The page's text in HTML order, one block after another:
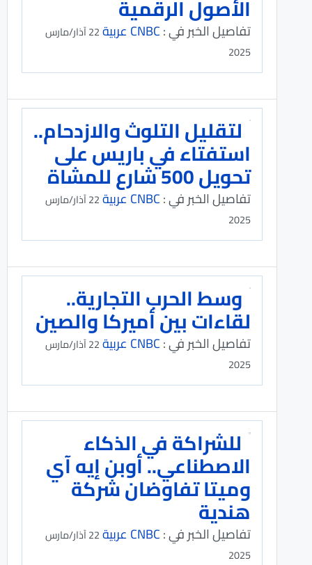
الأصول الرقمية
تفاصيل الخبر في :CNBC عربية
22 آذار/مارس
2025
لتقليل التلوث والازدحام..
استفتاء في باريس على
تحويل 500 شارع للمشاة
تفاصيل الخبر في :CNBC عربية
22 آذار/مارس
2025
وسط الحرب التجارية..
لقاءات بين أميركا والصين
تفاصيل الخبر في :CNBC عربية
22 آذار/مارس
2025
للشراكة في الذكاء
الاصطناعي.. أوبن إيه آي
وميتا تفاوضان شركة
هندية
تفاصيل الخبر في :CNBC عربية
22 آذار/مارس
2025